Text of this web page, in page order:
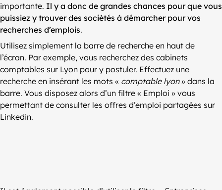
importante. Il y a donc de grandes chances pour que vous
puissiez y trouver des sociétés à démarcher pour vos
recherches d’emplois.
Utilisez simplement la barre de recherche en haut de
l’écran. Par exemple, vous recherchez des cabinets
comptables sur Lyon pour y postuler. Effectuez une
recherche en insérant les mots « comptable lyon» dans la
barre. Vous disposez alors d’un filtre « Emploi » vous
permettant de consulter les offres d’emploi partagées sur
Linkedin.